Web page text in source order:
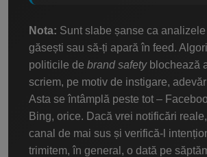
Nota: Sunt slabe șanse ca
găsești sau să-ți apară în feed.
politicile de brand safetyblochează
scriem, pe motiv de instigare,
Asta se întâmplă peste tot –
Bing, orice. Dacă vrei notificări
canal de mai sus și verifică-l
trimitem, în general, o dată pe